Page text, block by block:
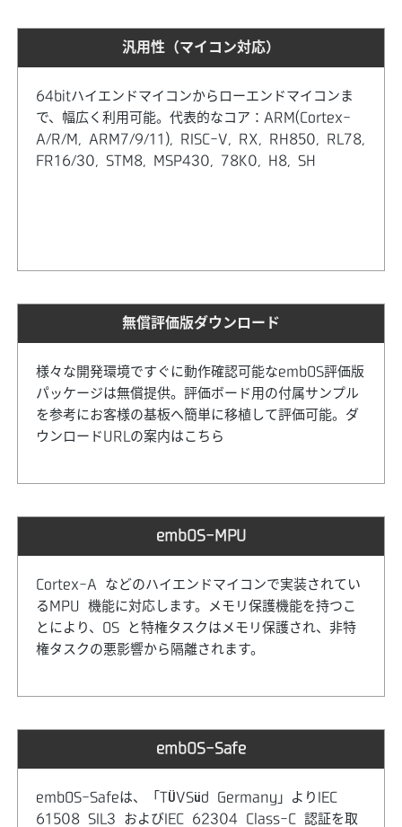
汎用性（マイコン対応）
64bitハイエンドマイコンからローエンドマイコンま
で、幅広く利用可能。代表的なコア：ARM(Cortex-
A/R/M, ARM7/9/11), RISC-V, RX, RH850, RL78,
FR16/30, STM8, MSP430, 78K0, H8, SH
無償評価版ダウンロード
様々な開発環境ですぐに動作確認可能なembOS評価版
パッケージは無償提供。評価ボード用の付属サンプル
を参考にお客様の基板へ簡単に移植して評価可能。ダ
ウンロードURLの案内はこちら
embOS-MPU
Cortex-A などのハイエンドマイコンで実装されてい
るMPU 機能に対応します。メモリ保護機能を持つこ
とにより、OS と特権タスクはメモリ保護され、非特
権タスクの悪影響から隔離されます。
embOS-Safe
embOS-Safeは、「TÜVSüd Germany」よりIEC
61508 SIL3 およびIEC 62304 Class-C 認証を取